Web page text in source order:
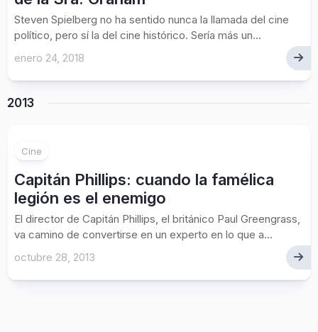
Steven Spielberg no ha sentido nunca la llamada del cine
político, pero sí la del cine histórico. Sería más un...
enero 24, 2018
2013
Cine
Capitán Phillips: cuando la famélica
legión es el enemigo
El director de Capitán Phillips, el británico Paul Greengrass,
va camino de convertirse en un experto en lo que a...
octubre 28, 2013